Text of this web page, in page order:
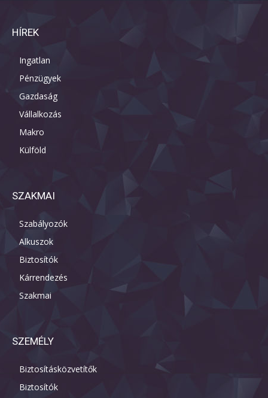
HÍREK
Ingatlan
Pénzügyek
Gazdaság
Vállalkozás
Makro
Külföld
SZAKMAI
Szabályozók
Alkuszok
Biztosítók
Kárrendezés
Szakmai
SZEMÉLY
Biztosításközvetítők
Biztosítók